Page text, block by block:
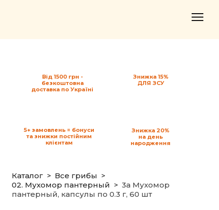
Знижка 15%
ДЛЯ ЗСУ
Від 1500 грн -
безкоштовна
доставка по Україні
5+ замовлень = бонуси
та знижки постійним
клієнтам
Знижка 20%
на день
народження
Каталог
Все грибы
02. Мухомор пантерный
3a Мухомор
пантерный, капсулы по 0.3 г, 60 шт